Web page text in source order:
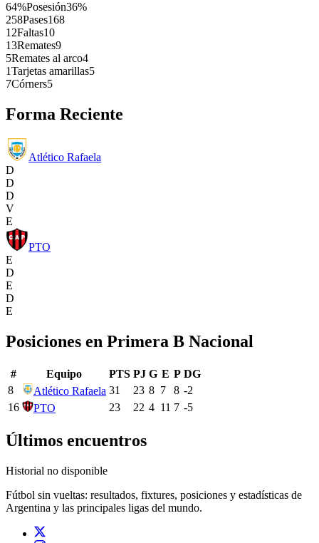
64%Posesión36%
258Pases168
12Faltas10
13Remates9
5Remates al arco4
1Tarjetas amarillas5
7Córners5
Forma Reciente
Atlético Rafaela
D
D
D
V
E
PTO
E
D
E
D
E
Posiciones en Primera B Nacional
# Equipo PTS PJ G E P DG
8
Atlético Rafaela 31 23 8 7 8 -2
16
PTO 23 22 4 11 7 -5
Últimos encuentros
Historial no disponible
Fútbol sin vueltas: resultados, fixtures, posiciones y estadísticas de
Argentina y las principales ligas del mundo.